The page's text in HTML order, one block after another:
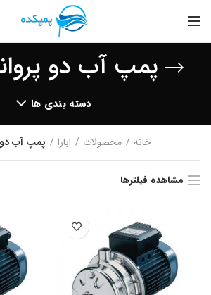
پمپ آب دو
دسته بندی ها
خانه محصولات ابارا پمپ آب دو
مشاهده فیلترها